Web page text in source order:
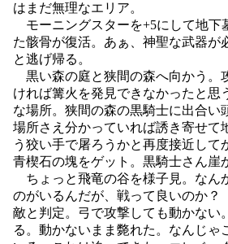
はまだ無理なエリア。
モーニングスターを+5にして地下
た骸骨が復活。あぁ、神聖な武器が
と逃げ帰る。
黒い森の庭と狭間の森へ向かう。
ければ篝火を発見できなかったと思
な場所。狭間の森の黒騎士に出合い
場所さえ分かっていれば誘き寄せて
う狡い手で屠ろうかと再度接近して
青楔石の塊をゲット。黒騎士さん崖
ちょっと飛竜の谷を様子見。なん
のがいるんだが、戦って良いのか
敵と判定。弓で攻撃しても動かない
る。動かないまま斃れた。なんじゃ